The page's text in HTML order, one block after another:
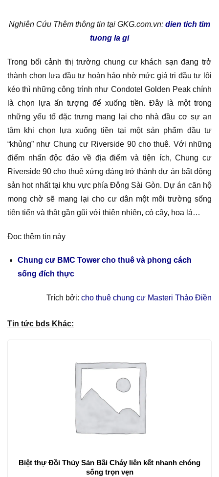
Nghiên Cứu Thêm thông tin tại GKG.com.vn: dien tich tim
tuong la gi
Trong bối cảnh thị trường chung cư khách sạn đang trở
thành chọn lựa đầu tư hoàn hảo nhờ mức giá trị đầu tư lôi
kéo thì những công trình như Condotel Golden Peak chính
là chọn lựa ấn tượng để xuống tiền. Đây là một trong
những yếu tố đặc trưng mang lại cho nhà đầu cơ sự an
tâm khi chọn lựa xuống tiền tại một sản phẩm đầu tư
“khủng” như Chung cư Riverside 90 cho thuê. Với những
điểm nhấn độc đáo về địa điểm và tiện ích, Chung cư
Riverside 90 cho thuê xứng đáng trở thành dự án bất động
sản hot nhất tại khu vực phía Đông Sài Gòn. Dự án căn hộ
mong chờ sẽ mang lại cho cư dân một môi trường sống
tiên tiến và thât gần gũi với thiên nhiên, cỏ cây, hoa lá…
Đọc thêm tin này
Chung cư BMC Tower cho thuê và phong cách
sống đích thực
Trích bởi: cho thuê chung cư Masteri Thảo Điền
Tin tức bds Khác:
Biệt thự Đồi Thủy Sản Bãi Cháy liên kết nhanh chóng
sống trọn vẹn